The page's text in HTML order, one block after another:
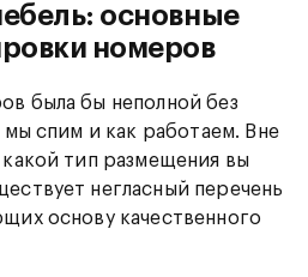
основные
номеров
была бы неполной без
мы спим и как работаем. Вне
тип размещения вы
негласный перечень
основу качественного